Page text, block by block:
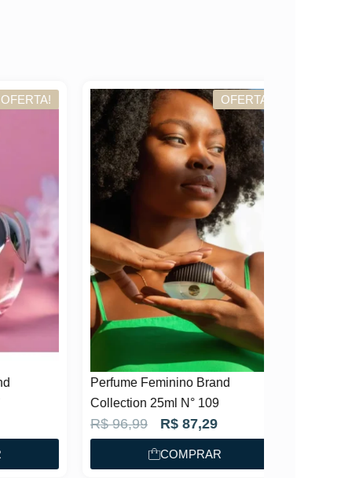
OFERTA!
Perfume Feminino Brand
Collection 25ml N° 109
96,99
O
r
R$ 87,29O
p
r
COMPRAR